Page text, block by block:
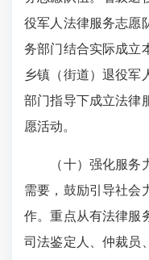
役军人法律服务志愿
务部门结合实际成立
乡镇（街道）退役军
部门指导下成立法律
愿活动。
（十）强化服务力
需要，鼓励引导社会
作。重点从有法律服
司法鉴定人、仲裁员